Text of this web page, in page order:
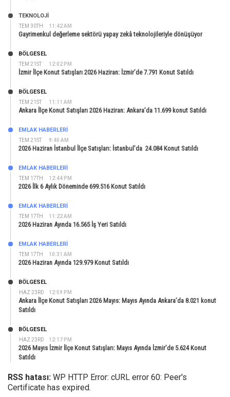
TEM 30TH 11:42 AM
TEKNOLOJİ
Gayrimenkul değerleme sektörü yapay zekâ teknolojileriyle dönüşüyor
TEM 21ST 12:02 PM
BÖLGESEL
İzmir İlçe Konut Satışları 2026 Haziran: İzmir’de 7.791 Konut Satıldı
TEM 21ST 11:11 AM
BÖLGESEL
Ankara İlçe Konut Satışları 2026 Haziran: Ankara’da 11.699 konut Satıldı
TEM 21ST 9:40 AM
EMLAK HABERLERI
2026 Haziran İstanbul İlçe Satışları: İstanbul’da 24.084 Konut Satıldı
TEM 17TH 12:44 PM
EMLAK HABERLERI
2026 İlk 6 Aylık Döneminde 699.516 Konut Satıldı
TEM 17TH 11:22 AM
EMLAK HABERLERI
2026 Haziran Ayında 16.565 İş Yeri Satıldı
TEM 17TH 10:31 AM
EMLAK HABERLERI
2026 Haziran Ayında 129.979 Konut Satıldı
HAZ 23RD 12:59 PM
BÖLGESEL
Ankara İlçe Konut Satışları 2026 Mayıs: Mayıs Ayında Ankara’da 8.021 konut
Satıldı
HAZ 23RD 12:17 PM
BÖLGESEL
2026 Mayıs İzmir İlçe Konut Satışları: Mayıs Ayında İzmir’de 5.624 Konut
Satıldı
RSS hatası: WP HTTP Error: cURL error 60: Peer's
Certificate has expired.